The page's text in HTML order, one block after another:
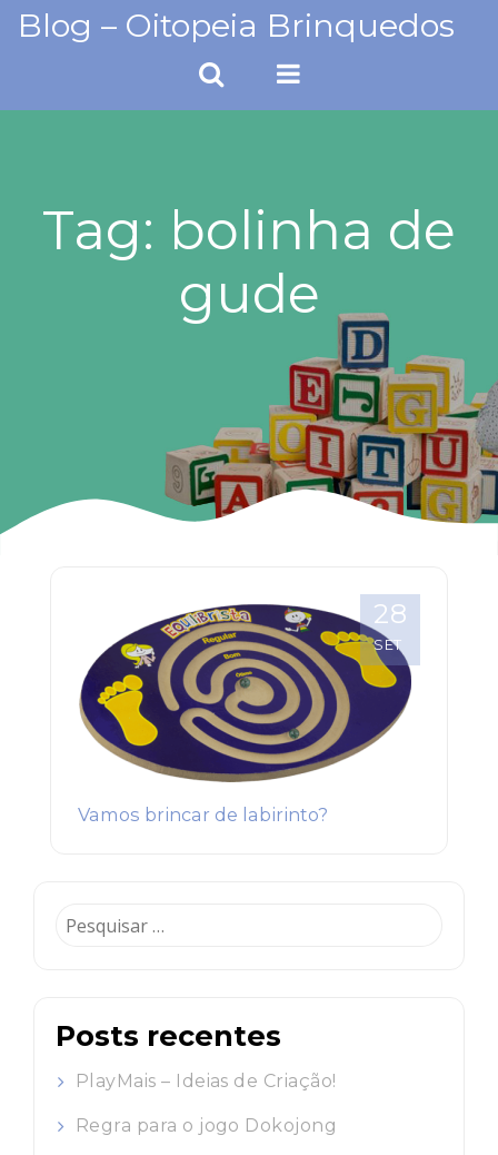
SkipBlog – Oitopeia Brinquedos
Tag: bolinha de
gude
28
SET
Vamos brincar de labirinto?
Pesquisar
Posts recentes
PlayMais – Ideias de Criação!
Regra para o jogo Dokojong